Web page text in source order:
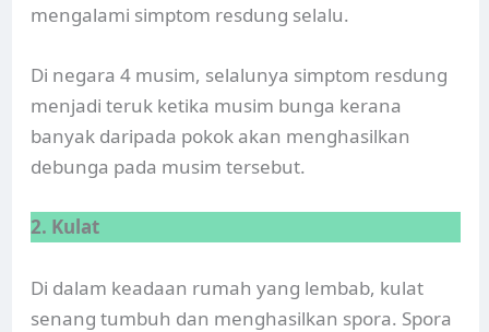
mengalami simptom resdung selalu.
Di negara 4 musim, selalunya simptom resdung
menjadi teruk ketika musim bunga kerana
banyak daripada pokok akan menghasilkan
debunga pada musim tersebut.
2. Kulat
Di dalam keadaan rumah yang lembab, kulat
senang tumbuh dan menghasilkan spora. Spora